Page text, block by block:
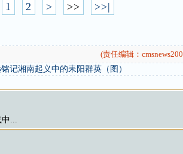
1 2 > >> >>|
(责任编辑：
记湘南起义中的耒阳群英（图）
...